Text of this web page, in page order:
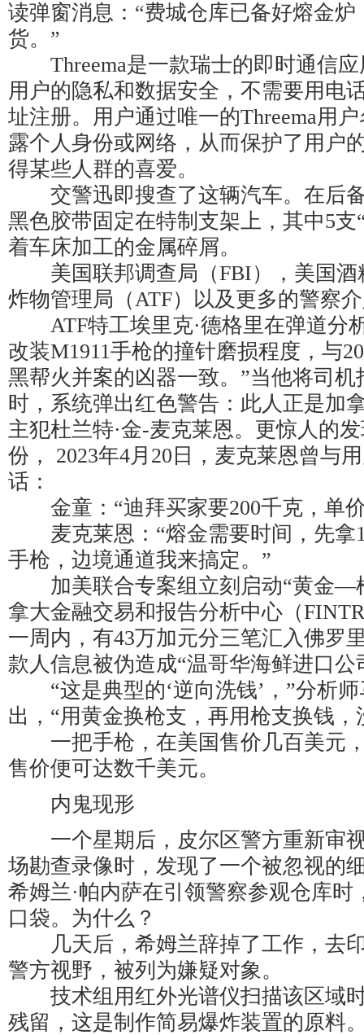
读弹窗消息：“费城仓库已备好熔金
货。”
Threema是一款瑞士的即时通信应
用户的隐私和数据安全，不需要用电
址注册。用户通过唯一的Threema用
露个人身份或网络，从而保护了用户
得某些人群的喜爱。
交警迅即搜查了这辆汽车。在后备
黑色胶带固定在特制支架上，其中5支
着车床加工的金属碎屑。
美国联邦调查局（FBI），美国酒
炸物管理局（ATF）以及更多的警察
ATF特工埃里克·德格里在弹道分
改装M1911手枪的撞针磨损程度，与
黑帮火并案的凶器一致。”当他将司
时，系统弹出红色警告：此人正是加
主犯杜兰特·金-麦克莱恩。更惊人的
份， 2023年4月20日，麦克莱恩曾与
话：
金童：“迪拜买家要200千克，单
麦克莱恩：“熔金需要时间，先拿
手枪，边境通道我来搞定。”
加美联合专案组立刻启动“黄金—
拿大金融交易和报告分析中心（
一周内，有43万加元分三笔汇入佛罗
款人信息被伪造成“温哥华海鲜进口公
“这是典型的‘逆向洗钱’，”分析师
出，“用黄金换枪支，再用枪支换钱，
一把手枪，在美国售价几百美元
售价便可达数千美元。
内鬼现形
一个星期后，皮尔区警方重新审
场勘查录像时，发现了一个被忽视的
希姆兰·帕内萨在引领警察参观仓库时
口袋。为什么？
几天后，希姆兰辞掉了工作，去
警方视野，被列为嫌疑对象。
技术组用红外光谱仪扫描该区域
残留，这是制作简易爆炸装置的原料